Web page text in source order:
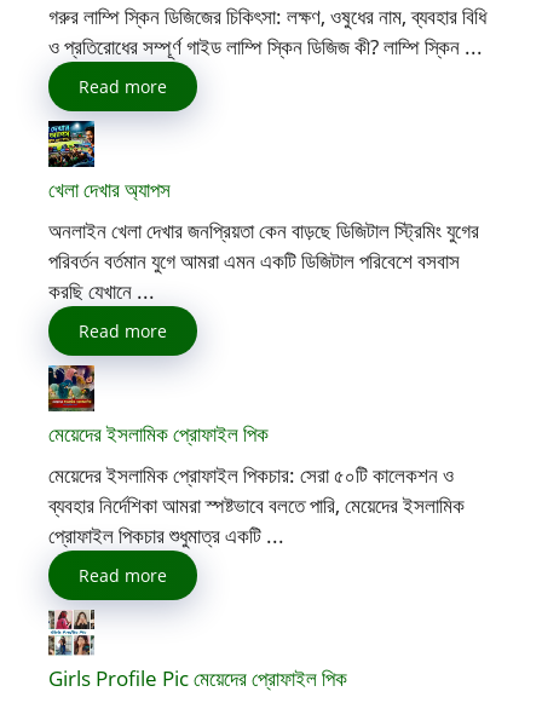
গরুর লাম্পি স্কিন ডিজিজের চিকিৎসা: লক্ষণ, ওষুধের নাম, ব্যবহার বিধি
ও প্রতিরোধের সম্পূর্ণ গাইড লাম্পি স্কিন ডিজিজ কী? লাম্পি স্কিন ...
Read more
খেলা দেখার অ্যাপস
অনলাইন খেলা দেখার জনপ্রিয়তা কেন বাড়ছে ডিজিটাল স্ট্রিমিং যুগের
পরিবর্তন বর্তমান যুগে আমরা এমন একটি ডিজিটাল পরিবেশে বসবাস
করছি যেখানে ...
Read more
মেয়েদের ইসলামিক প্রোফাইল পিক
মেয়েদের ইসলামিক প্রোফাইল পিকচার: সেরা ৫০টি কালেকশন ও
ব্যবহার নির্দেশিকা আমরা স্পষ্টভাবে বলতে পারি, মেয়েদের ইসলামিক
প্রোফাইল পিকচার শুধুমাত্র একটি ...
Read more
Girls Profile Pic মেয়েদের প্রোফাইল পিক